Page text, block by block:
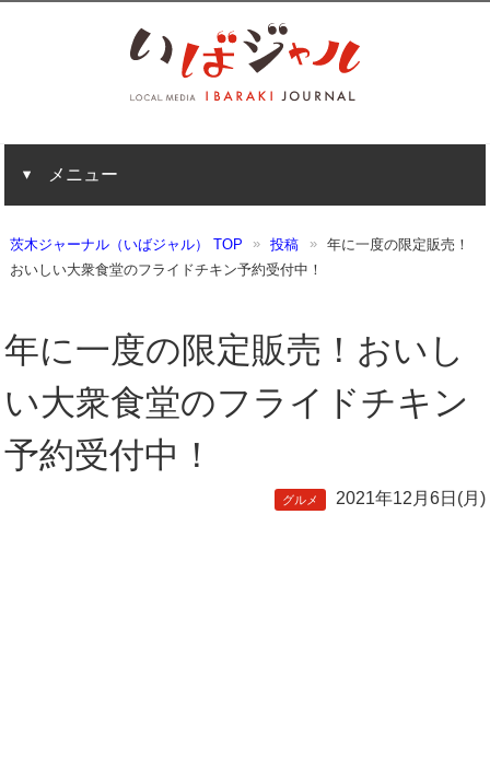
メニュー
茨木ジャーナル（いばジャル） TOP 投稿
年に一度の限定販売！
おいしい大衆食堂のフライドチキン予約受付中！
年に一度の限定販売！おいし
い大衆食堂のフライドチキン
予約受付中！
グルメ 2021年12月6日(月)